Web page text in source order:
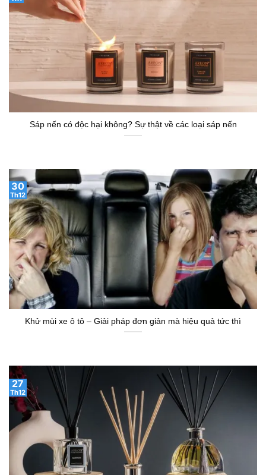
Sáp nến có độc hại không? Sự thật về các loại sáp nến
Khử mùi xe ô tô – Giải pháp đơn giản mà hiệu quả tức thì
30
Th12
27
Th12